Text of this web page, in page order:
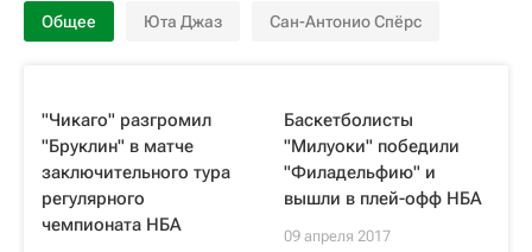
Общее Юта Джаз Сан-Антонио Спёрс
"Чикаго" разгромил
"Бруклин" в матче
заключительного тура
регулярного
чемпионата НБА
Баскетболисты
"Милуоки" победили
"Филадельфию" и
вышли в плей-офф НБА
09 апреля 2017